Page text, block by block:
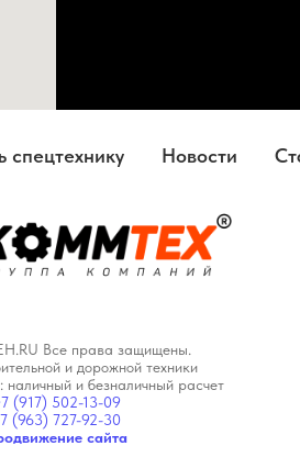
спецтехнику Новости
Все права защищены.
и дорожной техники
и безналичный расчет
(917) 502-13-09
(963) 727-92-30
сайта